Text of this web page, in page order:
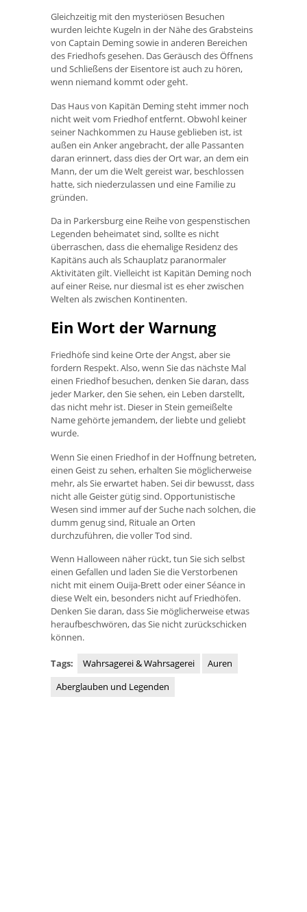
Gleichzeitig mit den mysteriösen Besuchen
wurden leichte Kugeln in der Nähe des Grabsteins
von Captain Deming sowie in anderen Bereichen
des Friedhofs gesehen. Das Geräusch des Öffnens
und Schließens der Eisentore ist auch zu hören,
wenn niemand kommt oder geht.
Das Haus von Kapitän Deming steht immer noch
nicht weit vom Friedhof entfernt. Obwohl keiner
seiner Nachkommen zu Hause geblieben ist, ist
außen ein Anker angebracht, der alle Passanten
daran erinnert, dass dies der Ort war, an dem ein
Mann, der um die Welt gereist war, beschlossen
hatte, sich niederzulassen und eine Familie zu
gründen.
Da in Parkersburg eine Reihe von gespenstischen
Legenden beheimatet sind, sollte es nicht
überraschen, dass die ehemalige Residenz des
Kapitäns auch als Schauplatz paranormaler
Aktivitäten gilt. Vielleicht ist Kapitän Deming noch
auf einer Reise, nur diesmal ist es eher zwischen
Welten als zwischen Kontinenten.
Ein Wort der Warnung
Friedhöfe sind keine Orte der Angst, aber sie
fordern Respekt. Also, wenn Sie das nächste Mal
einen Friedhof besuchen, denken Sie daran, dass
jeder Marker, den Sie sehen, ein Leben darstellt,
das nicht mehr ist. Dieser in Stein gemeißelte
Name gehörte jemandem, der liebte und geliebt
wurde.
Wenn Sie einen Friedhof in der Hoffnung betreten,
einen Geist zu sehen, erhalten Sie möglicherweise
mehr, als Sie erwartet haben. Sei dir bewusst, dass
nicht alle Geister gütig sind. Opportunistische
Wesen sind immer auf der Suche nach solchen, die
dumm genug sind, Rituale an Orten
durchzuführen, die voller Tod sind.
Wenn Halloween näher rückt, tun Sie sich selbst
einen Gefallen und laden Sie die Verstorbenen
nicht mit einem Ouija-Brett oder einer Séance in
diese Welt ein, besonders nicht auf Friedhöfen.
Denken Sie daran, dass Sie möglicherweise etwas
heraufbeschwören, das Sie nicht zurückschicken
können.
Tags: Wahrsagerei & Wahrsagerei
Auren
Aberglauben und Legenden